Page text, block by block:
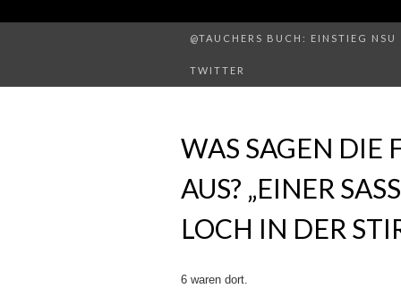
@TAUCHERS BUCH: EINSTIEG
TWITTER
WAS SAGEN DIE
AUS? „EINER
LOCH IN DER
6 waren dort.